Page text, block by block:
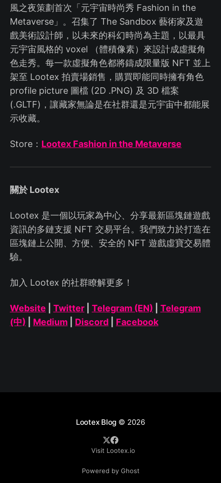
風之夜策劃首次「元宇宙時尚秀 Fashion in the
Metaverse」。召集了 The Sandbox 藝術家及遊
戲美術設計師，以未來的科幻時尚為主題，以最具
元宇宙風格的 voxel （體積像素）來設計成虛擬角
色走秀。每一款虛擬角色都將鑄成限量版 NFT 並上
架至 Lootex 拍賣場銷售，購買即能同時擁有角色
profile picture 圖檔 (2D .PNG) 及 3D 檔案
(.GLTF)，讓藏家無論是在社群還是元宇宙中都能展
示收藏。
Store： Lootex Fashion in the Metaverse
關於 Lootex
Lootex 是一個以玩家為中心、分享最新區塊鏈遊戲
資訊的多鏈支援 NFT 交易平台。我們致力於打造在
區塊鏈上公開、方便、安全的 NFT 遊戲虛寶交易體
驗。
加入 Lootex 的社群瞭解更多！
Website Twitter Telegram (EN)
Telegram
(中)
Medium Discord Facebook
Lootex Blog © 2026
Visit Lootex.io
Powered by Ghost